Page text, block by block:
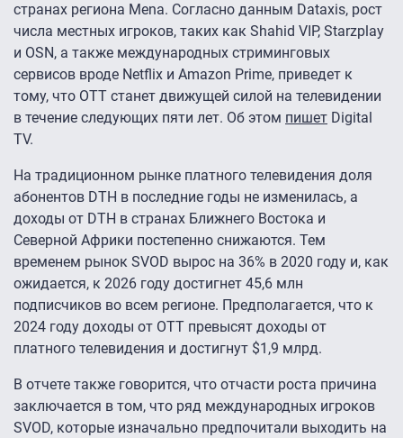
странах региона Mena. Согласно данным Dataxis, рост
числа местных игроков, таких как Shahid VIP, Starzplay
и OSN, а также международных стриминговых
сервисов вроде Netflix и Amazon Prime, приведет к
тому, что OTT станет движущей силой на телевидении
в течение следующих пяти лет. Об этом пишет Digital
TV.
На традиционном рынке платного телевидения доля
абонентов DTH в последние годы не изменилась, а
доходы от DTH в странах Ближнего Востока и
Северной Африки постепенно снижаются. Тем
временем рынок SVOD вырос на 36% в 2020 году и, как
ожидается, к 2026 году достигнет 45,6 млн
подписчиков во всем регионе. Предполагается, что к
2024 году доходы от OTT превысят доходы от
платного телевидения и достигнут $1,9 млрд.
В отчете также говорится, что отчасти роста причина
заключается в том, что ряд международных игроков
SVOD, которые изначально предпочитали выходить на